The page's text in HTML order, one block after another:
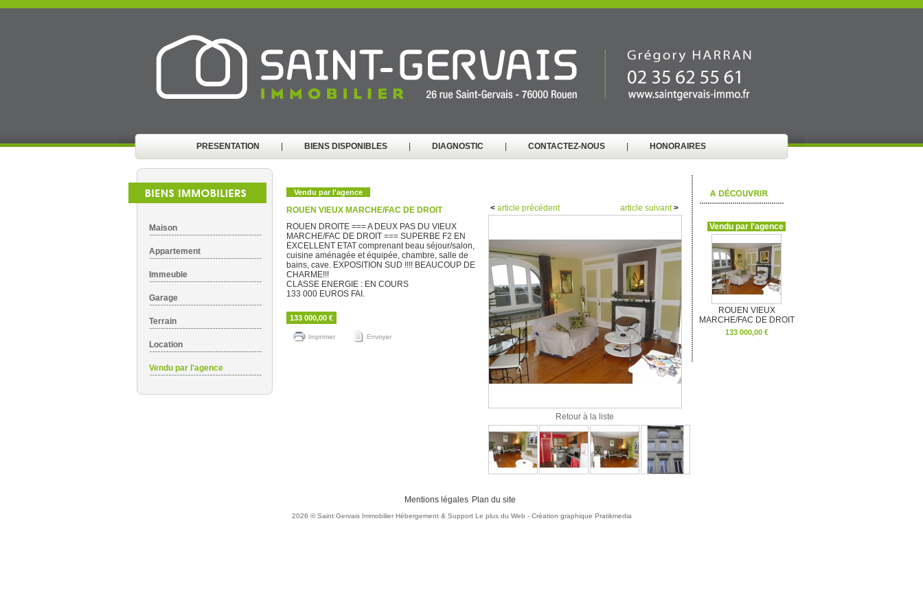
PRESENTATION BIENS DISPONIBLES DIAGNOSTIC CONTACTEZ-NOUS HONORAIRES
Maison
Appartement
Immeuble
Garage
Terrain
Location
Vendu par l'agence
Vendu par l'agence
ROUEN VIEUX MARCHE/FAC DE DROIT
ROUEN DROITE === A DEUX PAS DU VIEUX
MARCHE/FAC DE DROIT === SUPERBE F2 EN
EXCELLENT ETAT comprenant beau séjour/salon,
cuisine aménagée et équipée, chambre, salle de
bains, cave. EXPOSITION SUD !!!! BEAUCOUP DE
CHARME!!!
CLASSE ENERGIE : EN COURS
133 000 EUROS FAI.
133 000,00 €
< article précédent article suivant>
Retour à la liste
Vendu par l'agence
ROUEN VIEUX
MARCHE/FAC DE DROIT
133 000,00 €
Mentions légales Plan du site
2026 © Saint Gervais Immobilier Hébergement & Support Le plus du Web - Création graphique Pratikmedia